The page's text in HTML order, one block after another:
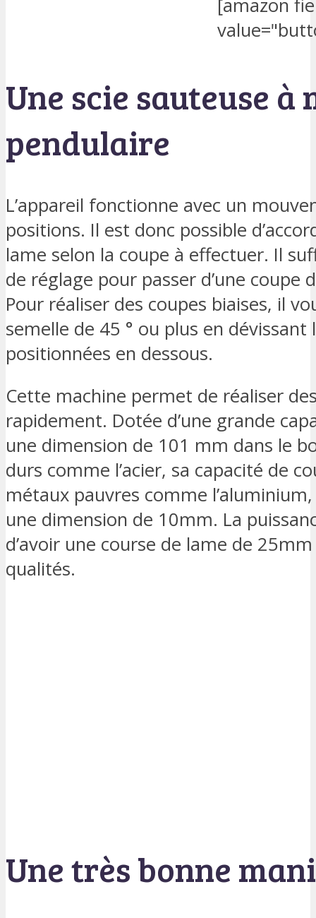
[amazon
Une scie sauteuse à
pendulaire
L’appareil fonctionne avec un
positions. Il est donc possible
lame selon la coupe à effectuer. Il
de réglage pour passer d’une
Pour réaliser des coupes biaises, il
semelle de 45 ° ou plus en dévissant
positionnées en dessous.
Cette machine permet de réaliser
rapidement. Dotée d’une grande
une dimension de 101 mm dans le
durs comme l’acier, sa capacité de
métaux pauvres comme
une dimension de 10mm. La
d’avoir une course de lame de
qualités.
Une très bonne